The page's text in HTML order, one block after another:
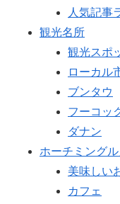
人気記事
観光名所
観光スポ
ローカル
ブンタウ
フーコッ
ダナン
ホーチミングル
美味しい
カフェ